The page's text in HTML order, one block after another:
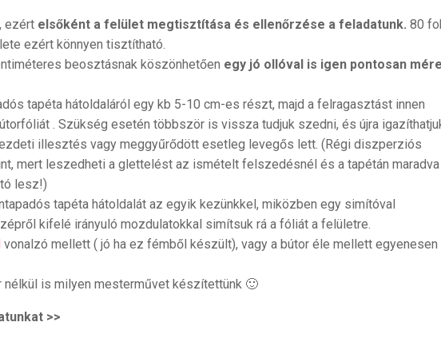
ezért elsőként a felület megtisztítása és ellenőrzése a feladatunk. 80
ezért könnyen tisztítható.
beosztásnak köszönhetően egy jó ollóval is igen pontosan
tapéta hátoldaláról egy kb 5-10 cm-es részt, majd a felragasztást innen
. Szükség esetén többször is vissza tudjuk szedni, és újra
illesztés vagy meggyűrődött esetleg levegős lett. (Régi diszperziós
mert leszedheti a glettelést az ismételt felszedésnél és a tapétán maradva
lesz!)
tapéta hátoldalát az egyik kezünkkel, miközben egy simítóval
kifelé irányuló mozdulatokkal simítsuk rá a fóliát a felületre.
vonalzó mellett ( jó ha ez fémből készült), vagy a bútor éle mellett egyenesen
nélkül is milyen mesterművet készítettünk 🙂
>>